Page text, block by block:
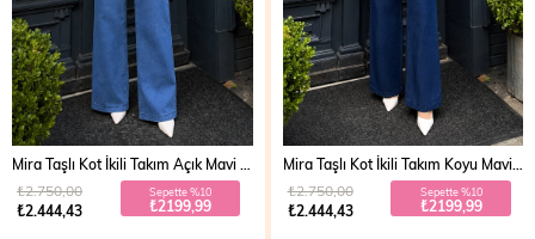
₺2.444,43
₺2.750,00 Sepette %10
₺2199,99
Mira Taşlı Kot İkili Takım Koyu Mavi 19286
₺2.444,43
₺2.750,00 Sepette %10
₺2199,99